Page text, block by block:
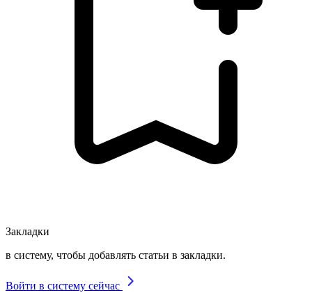
Закладки
в систему, чтобы добавлять статьи в закладки.
Войти в систему сейчас